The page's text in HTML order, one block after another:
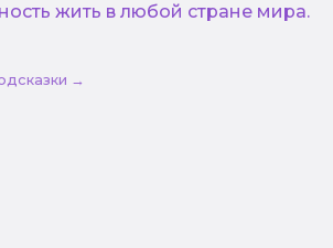
жить в любой стране мира.
→